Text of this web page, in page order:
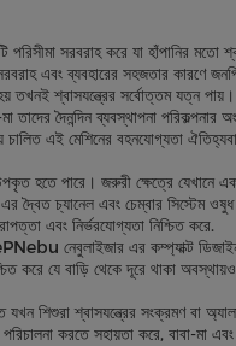
সরবরাহ করে যা হাঁপানির মতো
এবং ব্যবহারের সহজতার কারণে
তখনই শ্বাসযন্ত্রের সর্বোত্তম যত্ন পায়।
দৈনন্দিন ব্যবস্থাপনা পরিকল্পনার
এই মেশিনের বহনযোগ্যতা
হতে পারে। জরুরী ক্ষেত্রে যেখানে
চ্যানেল এবং চেম্বার সিস্টেম ওষুধ
এবং নির্ভরযোগ্যতা নিশ্চিত করে.
নেবুলাইজার এর কম্প্যাক্ট
করে যে বাড়ি থেকে দূরে থাকা
শ্বাসযন্ত্রের সংক্রমণ বা
করতে সহায়তা করে, বাবা-মা